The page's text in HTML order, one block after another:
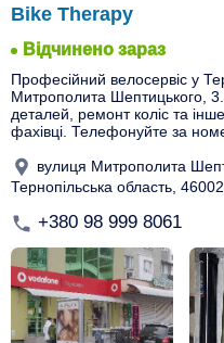
Bike Therapy
Відчинено зараз
Професійний велосервіс у
Митрополита Шептицького,
деталей, ремонт коліс та
фахівці. Телефонуйте за
вулиця Митрополита
Тернопільська область, 46002
+380 98 999 8061